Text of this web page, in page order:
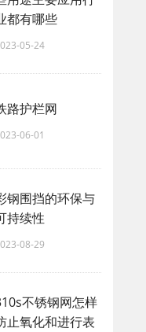
都有哪些
05-24
路护栏网
06-01
钢围挡的环保与
持续性
08-29
不锈钢网怎样
止氧化和进行表